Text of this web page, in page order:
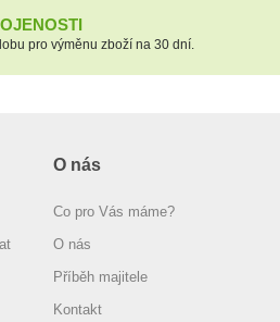
pro výměnu zboží na 30 dní.
O nás
Co pro Vás máme?
O nás
Příběh majitele
Kontakt